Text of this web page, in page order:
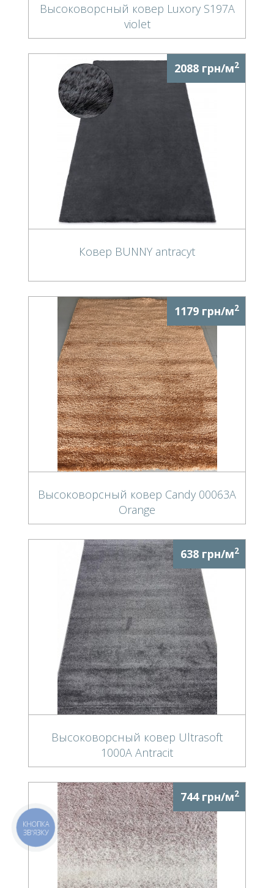
Высоковорсный ковер Luxory S197A
violet
2088 грн/м2
Ковер BUNNY antracyt
1179 грн/м2
Высоковорсный ковер Candy 00063A
Orange
638 грн/м2
Высоковорсный ковер Ultrasoft
1000A Antracit
744 грн/м2
КНОПКА
ЗВ'ЯЗКУ